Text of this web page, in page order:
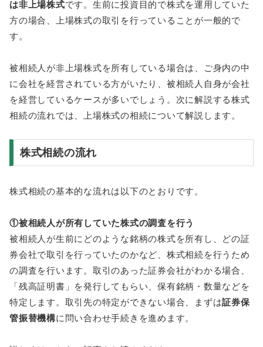
は非上場株式です。生前に投資目的で株式を運用していた
方の場合、上場株式の取引を行っていることが一般的で
す。
被相続人が非上場株式を所有している場合は、ご身内の中
に会社を経営されている方がいたり、被相続人自身が会社
を経営しているケースが多いでしょう。次に解説する株式
相続の流れでは、上場株式の相続について解説します。
株式相続の流れ
株式相続の基本的な流れは以下のとおりです。
①被相続人が所有していた株式の調査を行う
被相続人が生前にどのような銘柄の株式を所有し、どの証
券会社で取引を行っていたのかなど、株式相続を行うため
の調査を行います。取引のあった証券会社がわかる場合、
「残高証明書」を発行してもらい、保有銘柄・数量などを
特定します。取引先の特定ができない場合、まずは証券保
管振替機構に問い合わせ手続きを進めます。